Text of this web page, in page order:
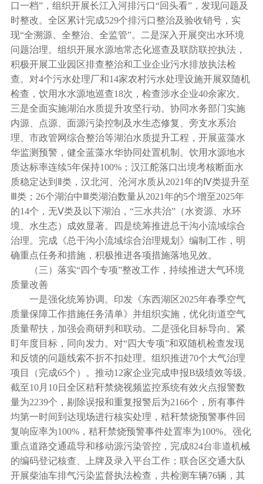
口一档”，组织开展长江入河排污口“回头看”，发现问题及
时整改。全区累计完成529个排污口整治及验收销号，实
现“全溯源、全整治、全监管”。二是深入开展突出水环境
问题治理。组织开展水源地常态化巡查及联防联控执法，
积极开展工业园区排查整治和工业企业污水排放执法检
查。对4个污水处理厂和14家农村污水处理设施开展双随机
检查，饮用水水源地巡查18次，检查涉水企业40余家次。
三是全面实施湖泊水质提升攻坚行动。协同水务部门实施
内源、点源、面源污染控制及水生态修复、旁支水系治
理、市政管网综合整治等湖泊水质提升工程，开展蓝藻水
华监测预警，健全蓝藻水华协同处置机制。饮用水源地水
质达标率连续5年保持100%；汉江舵落口出境考核断面水
质稳定达到Ⅱ类，汉北河、沦河水质从2021年的Ⅳ类提升至
Ⅲ类；26个湖泊中Ⅲ类湖泊数量从2021年的5个增至2025年
的14个，无Ⅴ类及以下湖泊，“三水共治”（水资源、水环
境、水生态）成效显著。四是统筹推进总干沟小流域综合
治理。完成《总干沟小流域综合治理规划》编制工作，明
确重点任务和措施，积极推进各项措施落地见效。
（三）落实“四个专项”整改工作，持续推进大气环境
质量改善
一是强化统筹协调。印发《东西湖区2025年春季空气
质量保障工作措施任务清单》并组织实施，优化街道空气
质量帮扶，加强会商研判和联动。二是强化目标导向。紧
盯年度目标，同向发力。对“四大专项”和双随机检查发现
和反馈的问题线索不折不扣处理。组织推进70个大气治理
项目（完成65个）。推动12家企业完成申报B级绩效等级。
截至10月10日全区秸秆禁烧视频监控系统有效火点报警数
量为2239个，剔除误报和重复报警后为2166个，所有事件
均第一时间到达现场进行核实处理，秸秆禁烧预警事件回
复响应率为100%，秸秆禁烧预警事件处置率为100%。强化
重点道路交通疏导和移动源污染管控，完成824台非道机械
的编码登记核查、上牌及录入平台工作；联合区交通大队
开展柴油车排气污染监督执法检查，共检测车辆76辆，其